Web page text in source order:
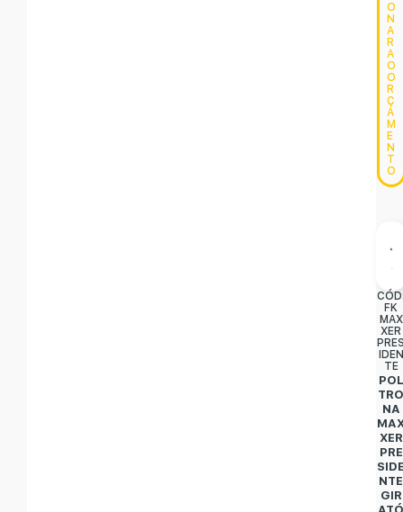
O
N
A
R
A
O
O
R
Ç
A
M
E
N
T
O
FK
MAX
XER
IDEN
TE
POL
NA
XER
PRE
NTE
GIR